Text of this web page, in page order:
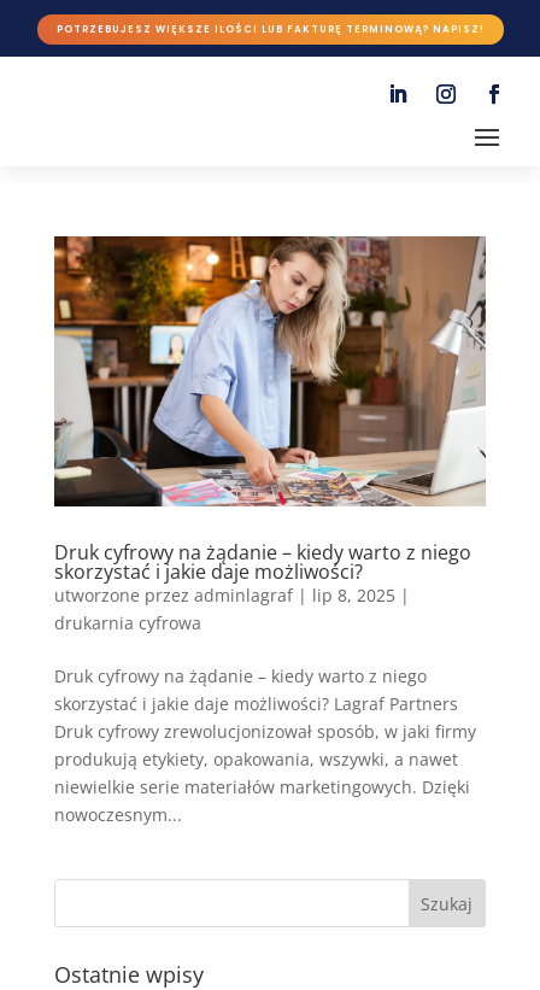
POTRZEBUJESZ WIĘKSZE ILOŚCI LUB FAKTURĘ TERMINOWĄ? NAPISZ!
Druk cyfrowy na żądanie – kiedy warto z niego
skorzystać i jakie daje możliwości?
utworzone przez adminlagraf| lip 8, 2025|
drukarnia cyfrowa
Druk cyfrowy na żądanie – kiedy warto z niego
skorzystać i jakie daje możliwości? Lagraf Partners
Druk cyfrowy zrewolucjonizował sposób, w jaki firmy
produkują etykiety, opakowania, wszywki, a nawet
niewielkie serie materiałów marketingowych. Dzięki
nowoczesnym...
Ostatnie wpisy